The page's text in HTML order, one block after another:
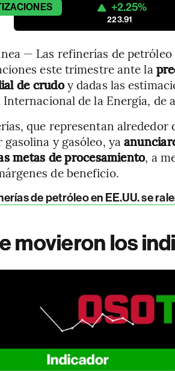
+2.25%
223.91
— Las refinerías de
este trimestre ante la
de crudoy dadas las
Internacional de la Energía, de
que representan alrededor
y gasóleo, ya
metas de procesamiento, a
de beneficio.
de petróleo en EE.UU. se
movieron los